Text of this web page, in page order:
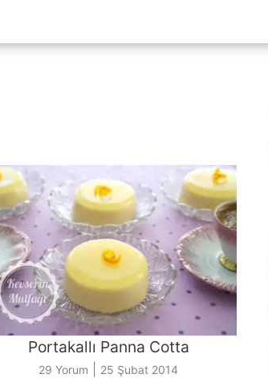
Portakallı Panna Cotta
29 Yorum 25 Şubat 2014